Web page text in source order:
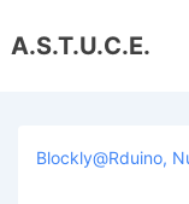
passer
principal
A.S.T.U.C.E.
Blockly@rduino,